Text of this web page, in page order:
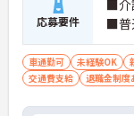
応募要件
■介
■普
車通勤可 未経験OK
交通費支給
退職金制度